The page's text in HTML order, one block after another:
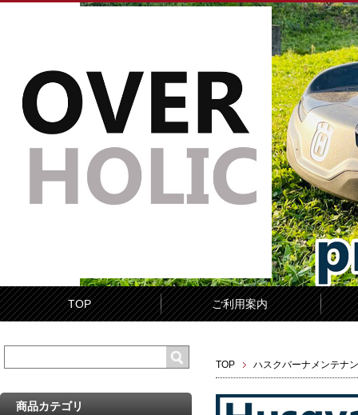
TOP ご利用案内
TOP ハスクバーナメンテナ
商品カテゴリ